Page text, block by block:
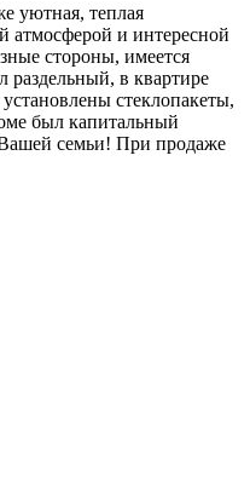
уютная, теплая
атмосферой и интересной
стороны, имеется
раздельный, в квартире
стеклопакеты,
был капитальный
семьи! При продаже